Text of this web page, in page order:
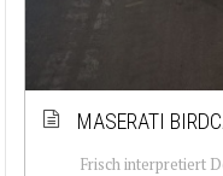
MASERATI
Frisch interpretiert